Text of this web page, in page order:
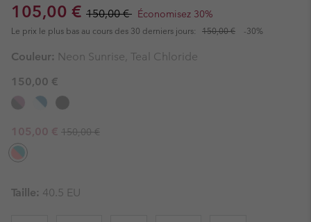
Sale price:
105,00 € Regular price:
150,00 € Économisez 30%
Le prix le plus bas au cours des 30 derniers jours: 150,00 € -30%
Couleur: Neon Sunrise, Teal Chloride
150,00 €
Sale price:
105,00 € Regular price:
150,00 €
Taille: 40.5 EU